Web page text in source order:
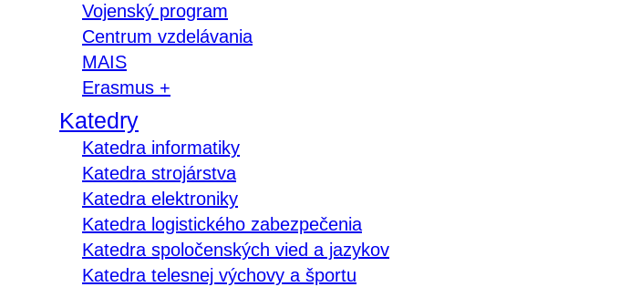
Vojenský program
Centrum vzdelávania
MAIS
Erasmus +
Katedry
Katedra informatiky
Katedra strojárstva
Katedra elektroniky
Katedra logistického zabezpečenia
Katedra spoločenských vied a jazykov
Katedra telesnej výchovy a športu